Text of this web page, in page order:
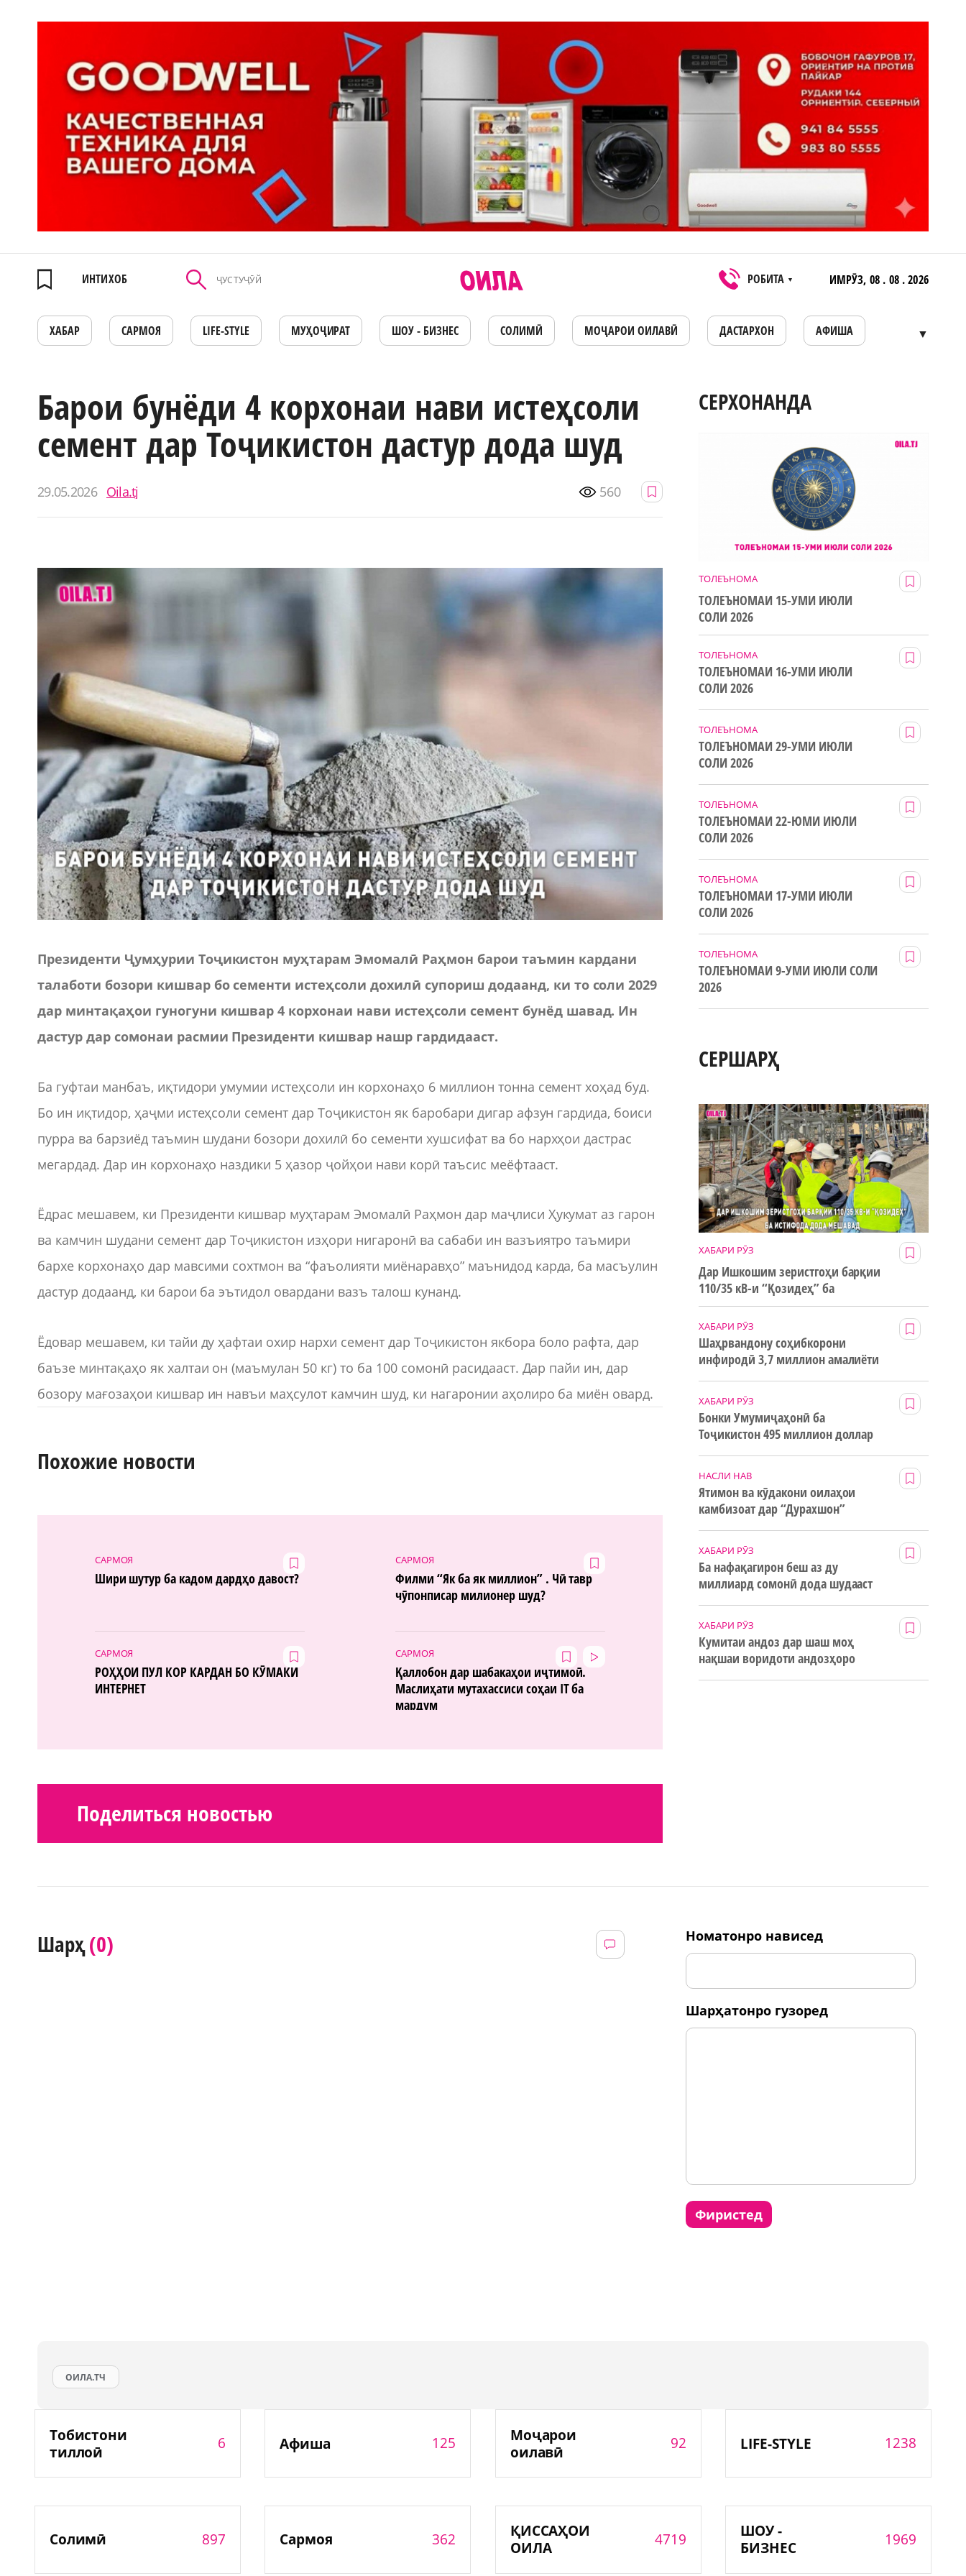
ИНТИХОБ РОБИТА ▼ ИМРӮЗ, 08 . 08 . 2026
ХАБАР САРМОЯ LIFE-STYLE МУҲОҶИРАТ ШОУ - БИЗНЕС СОЛИМӢ МОҶАРОИ ОИЛАВӢ ДАСТАРХОН АФИША ▼
Барои бунёди 4 корхонаи нави истеҳсоли
семент дар Тоҷикистон дастур дода шуд
29.05.2026 Oila.tj 560
Президенти Ҷумҳурии Тоҷикистон муҳтарам Эмомалӣ Раҳмон барои таъмин кардани
талаботи бозори кишвар бо сементи истеҳсоли дохилӣ супориш додаанд, ки то соли 2029
дар минтақаҳои гуногуни кишвар 4 корхонаи нави истеҳсоли семент бунёд шавад. Ин
дастур дар сомонаи расмии Президенти кишвар нашр гардидааст.
Ба гуфтаи манбаъ, иқтидори умумии истеҳсоли ин корхонаҳо 6 миллион тонна семент хоҳад буд.
Бо ин иқтидор, ҳаҷми истеҳсоли семент дар Тоҷикистон як баробари дигар афзун гардида, боиси
пурра ва барзиёд таъмин шудани бозори дохилӣ бо сементи хушсифат ва бо нархҳои дастрас
мегардад. Дар ин корхонаҳо наздики 5 ҳазор ҷойҳои нави корӣ таъсис меёфтааст.
Ёдрас мешавем, ки Президенти кишвар муҳтарам Эмомалӣ Раҳмон дар маҷлиси Ҳукумат аз гарон
ва камчин шудани семент дар Тоҷикистон изҳори нигаронӣ ва сабаби ин вазъиятро таъмири
бархе корхонаҳо дар мавсими сохтмон ва “фаъолияти миёнаравҳо” маънидод карда, ба масъулин
дастур додаанд, ки барои ба эътидол овардани вазъ талош кунанд.
Ёдовар мешавем, ки тайи ду ҳафтаи охир нархи семент дар Тоҷикистон якбора боло рафта, дар
баъзе минтақаҳо як халтаи он (маъмулан 50 кг) то ба 100 сомонӣ расидааст. Дар пайи ин, дар
бозору мағозаҳои кишвар ин навъи маҳсулот камчин шуд, ки нагаронии аҳолиро ба миён овард.
Похожие новости
САРМОЯ
Шири шутур ба кадом дардҳо давост?
САРМОЯ
Филми “Як ба як миллион” . Чӣ тавр
чӯпонписар милионер шуд?
САРМОЯ
РОҲҲОИ ПУЛ КОР КАРДАН БО КӮМАКИ
ИНТЕРНЕТ
САРМОЯ
Қаллобон дар шабакаҳои иҷтимоӣ.
Маслиҳати мутахассиси соҳаи IT ба
мардум
Поделиться новостью
СЕРХОНАНДА
ТОЛЕЪНОМА
ТОЛЕЪНОМАИ 15-УМИ ИЮЛИ
СОЛИ 2026
ТОЛЕЪНОМА
ТОЛЕЪНОМАИ 16-УМИ ИЮЛИ
СОЛИ 2026
ТОЛЕЪНОМА
ТОЛЕЪНОМАИ 29-УМИ ИЮЛИ
СОЛИ 2026
ТОЛЕЪНОМА
ТОЛЕЪНОМАИ 22-ЮМИ ИЮЛИ
СОЛИ 2026
ТОЛЕЪНОМА
ТОЛЕЪНОМАИ 17-УМИ ИЮЛИ
СОЛИ 2026
ТОЛЕЪНОМА
ТОЛЕЪНОМАИ 9-УМИ ИЮЛИ СОЛИ
2026
СЕРШАРҲ
ХАБАРИ РӮЗ
Дар Ишкошим зеристгоҳи барқии
110/35 кВ-и “Қозидеҳ” ба
истифода дода мешавад
ХАБАРИ РӮЗ
Шаҳрвандону соҳибкорони
инфиродӣ 3,7 миллион амалиёти
ХАБАРИ РӮЗ
Бонки Умумиҷаҳонӣ ба
Тоҷикистон 495 миллион доллар
НАСЛИ НАВ
Ятимон ва кӯдакони оилаҳои
камбизоат дар “Дурахшон”
ХАБАРИ РӮЗ
Ба нафақагирон беш аз ду
миллиард сомонӣ дода шудааст
ХАБАРИ РӮЗ
Кумитаи андоз дар шаш моҳ
нақшаи воридоти андозҳоро
Шарҳ(0) номатонро нависед
шарҳатонро гузоред
фиристед
ОИЛА.ТЧ
Тобистони
тиллоӣ
6 Афиша 125
Моҷарои
оилавӣ
92 LIFE-STYLE 1238
Солимӣ 897 Сармоя 362
ҚИССАҲОИ
ОИЛА
4719
ШОУ -
БИЗНЕС
1969